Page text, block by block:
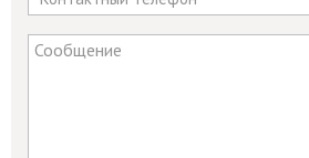
this
field